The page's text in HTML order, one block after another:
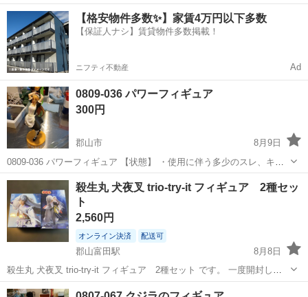
しきれない汚れなどございます ・詳細は現地でご確認ください ・お値
引きは出来かねますのでご了承願います ※中古品のため、状態につい
て...
福島 郡山市 フィギュア 現地
【格安物件多数✨】家賃4万円以下多数
【保証人ナシ】賃貸物件多数掲載！
ニフティ不動産 Ad
0809-036 パワーフィギュア
300円
郡山市
8月9日
0809-036 パワーフィギュア 【状態】 ・使用に伴う多少のスレ、キ
ズ、落としきれない汚れなどございます ・詳細は現地でご確認くださ
い ・お値引きは出来かねますのでご了承願います ※中古品のため、状
態に...
福島 郡山市 フィギュア
殺生丸 犬夜叉 trio-try-it フィギュア 2種セッ
ト
2,560円
オンライン決済 配送可
郡山富田駅
8月8日
殺生丸 犬夜叉 trio-try-it フィギュア 2種セット です。 一度開封して
おります。
福島 郡山市 郡山富田駅 フィギュア